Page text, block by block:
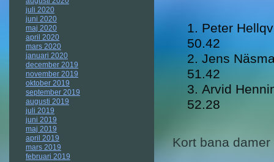
juli 2020
juni 2020
maj 2020
april 2020
mars 2020
januari 2020
december 2019
november 2019
oktober 2019
september 2019
augusti 2019
juli 2019
juni 2019
maj 2019
april 2019
mars 2019
februari 2019
Peter
50.42
Jens
51.42
Arvid
52.28
Kort bana damer